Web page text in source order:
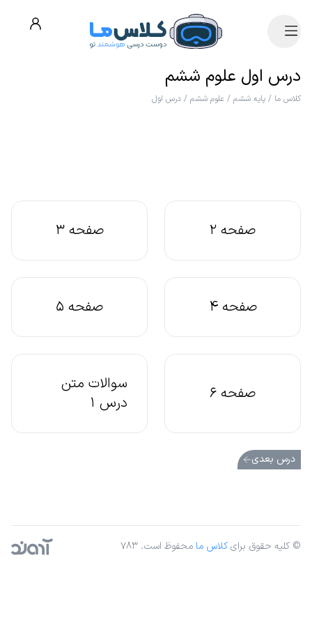
درس اول علوم ششم
کلاس ما / پایه ششم / علوم ششم / درس اول
صفحه 2 صفحه 3
صفحه 4 صفحه 5
صفحه 6
سوالات متن
درس 1
درس بعدی
© کلیه حقوق برایکلاس ما محفوظ است. ۷۸۳